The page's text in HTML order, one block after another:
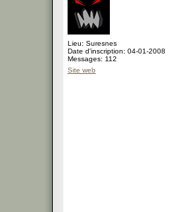
Lieu: Suresnes
Date d'inscription: 04-01-2008
Messages: 112
Site web